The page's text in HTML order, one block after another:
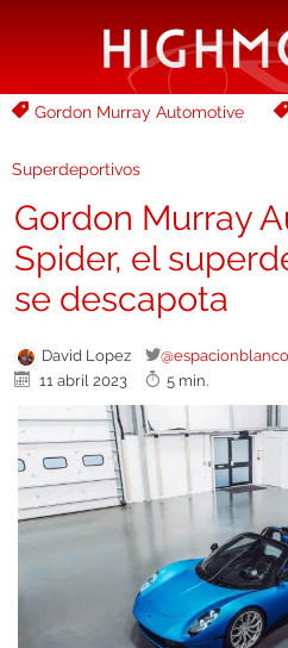
Gordon Murray Automotive
Superdeportivos
Gordon Murray
Spider, el
se descapota
David Lopez
@espacionblanco
11 abril 2023
5 min.